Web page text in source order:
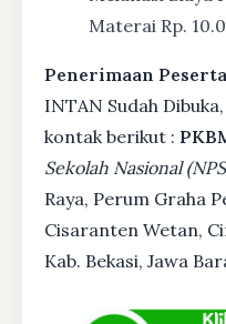
Materai Rp.
Penerimaan
INTAN Sudah
kontak berikut :
Sekolah Nasional
Raya, Perum Graha
Cisaranten Wetan,
Kab. Bekasi, Jawa